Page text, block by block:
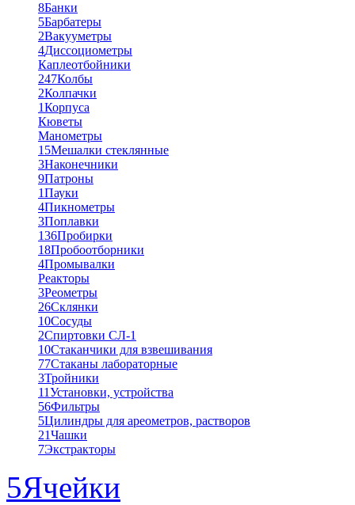
8Банки
5Барбатеры
2Вакууметры
4Диссоциометры
Каплеотбойники
247Колбы
2Колпачки
1Корпуса
Кюветы
Манометры
15Мешалки стеклянные
3Наконечники
9Патроны
1Пауки
4Пикнометры
3Поплавки
136Пробирки
18Пробоотборники
4Промывалки
Реакторы
3Реометры
26Склянки
10Сосуды
2Спиртовки СЛ-1
10Стаканчики для взвешивания
77Стаканы лабораторные
3Тройники
11Установки, устройства
56Фильтры
5Цилиндры для ареометров, растворов
21Чашки
7Экстракторы
5Ячейки